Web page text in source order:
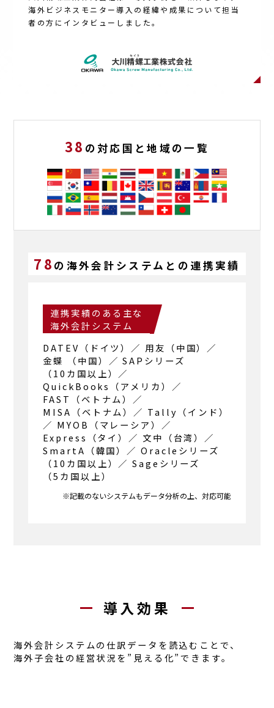
海外ビジネスモニター導入の経緯や成果について担当
者の方にインタビューしました。
38 の対応国と地域の一覧
78 の海外会計システム との 連携実績
連携実績のある主な
海外会計システム
DATEV （ドイツ） ／ 用友 （中国） ／
金蝶
（中国） ／SAPシリーズ
（10カ国以上） ／
QuickBooks
（アメリカ）
／
FAST
（ベトナム） ／
MISA
（ベトナム） ／ Tally （インド）
／ MYOB （マレーシア）
／
Express
（タイ） ／ 文中 （台湾） ／
SmartA
（韓国） ／ Oracleシリーズ
（10カ国以上） ／Sageシリーズ
（5カ国以上）
※記載のないシステムもデータ分析の上、対応可能
導入効果
海外会計システムの仕訳データを読込むことで、
海外子会社の経営状況を ”見える化”できます。